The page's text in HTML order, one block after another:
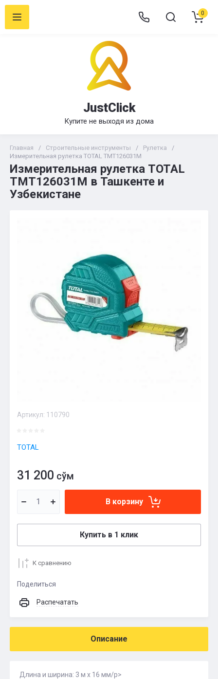
JustClick
Купите не выходя из дома
0
Главная / Строительные инструменты / Рулетка
/
Измерительная рулетка TOTAL TMT126031M
Измерительная рулетка TOTAL
TMT126031M в Ташкенте и
Узбекистане
Артикул: 110790
TOTAL
31 200 сўм
В корзину
Купить в 1 клик
К сравнению
Поделиться
Распечатать
Описание
Длина и ширина: 3 м x 16 мм/p>